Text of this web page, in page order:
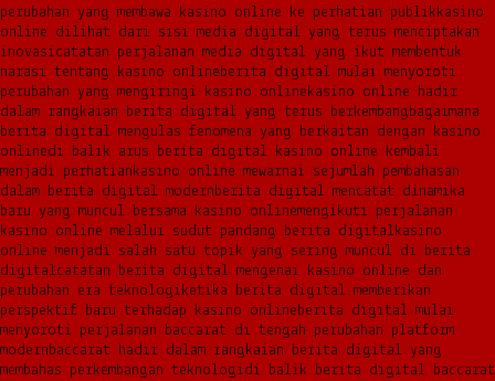
perubahan yang membawa kasino online ke perhatian publikkasino
online dilihat dari sisi media digital yang terus menciptakan
inovasicatatan perjalanan media digital yang ikut membentuk
narasi tentang kasino onlineberita digital mulai menyoroti
perubahan yang mengiringi kasino onlinekasino online hadir
dalam rangkaian berita digital yang terus berkembangbagaimana
berita digital mengulas fenomena yang berkaitan dengan kasino
onlinedi balik arus berita digital kasino online kembali
menjadi perhatiankasino online mewarnai sejumlah pembahasan
dalam berita digital modernberita digital mencatat dinamika
baru yang muncul bersama kasino onlinemengikuti perjalanan
kasino online melalui sudut pandang berita digitalkasino
online menjadi salah satu topik yang sering muncul di berita
digitalcatatan berita digital mengenai kasino online dan
perubahan era teknologiketika berita digital memberikan
perspektif baru terhadap kasino onlineberita digital mulai
menyoroti perjalanan baccarat di tengah perubahan platform
modernbaccarat hadir dalam rangkaian berita digital yang
membahas perkembangan teknologidi balik berita digital baccarat